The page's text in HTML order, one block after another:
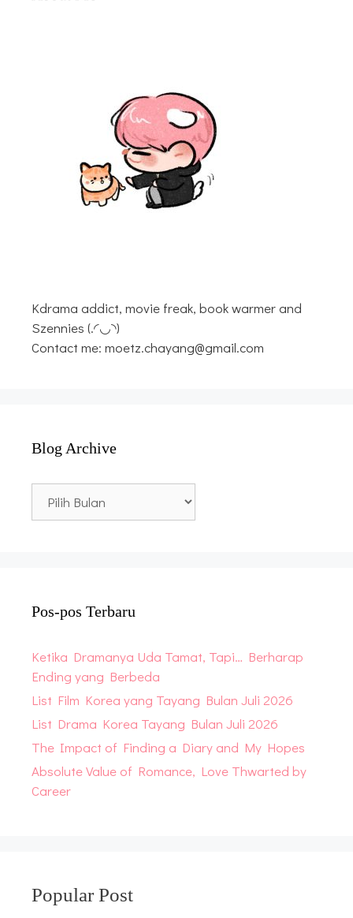
Kdrama addict, movie freak, book warmer and
Szennies (.◜◡◝)
Contact me: moetz.chayang@gmail.com
Blog Archive
Archive
Pos-pos Terbaru
Ketika Dramanya Uda Tamat, Tapi… Berharap
Ending yang Berbeda
List Film Korea yang Tayang Bulan Juli 2026
List Drama Korea Tayang Bulan Juli 2026
The Impact of Finding a Diary and My Hopes
Absolute Value of Romance, Love Thwarted by
Career
Popular Post